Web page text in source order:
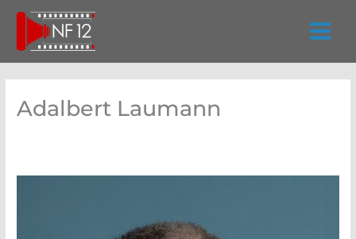
springen
Adalbert Laumann